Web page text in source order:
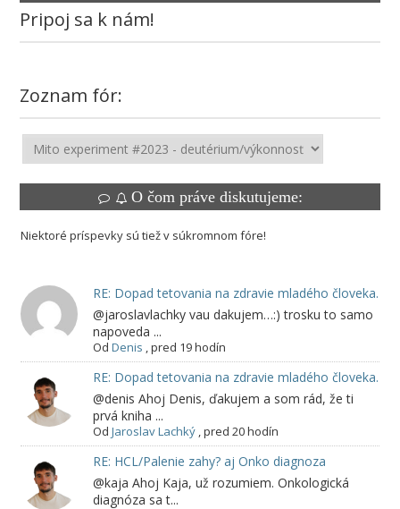
Pripoj sa k nám!
Zoznam fór:
O čom práve diskutujeme:
Niektoré príspevky sú tiež v súkromnom fóre!
RE: Dopad tetovania na zdravie mladého človeka.
@jaroslavlachky vau dakujem…:) trosku to samo
napoveda ...
Od Denis ,pred 19 hodín
RE: Dopad tetovania na zdravie mladého človeka.
@denis Ahoj Denis, ďakujem a som rád, že ti
prvá kniha ...
Od Jaroslav Lachký,pred 20 hodín
RE: HCL/Palenie zahy? aj Onko diagnoza
@kaja Ahoj Kaja, už rozumiem. Onkologická
diagnóza sa t...